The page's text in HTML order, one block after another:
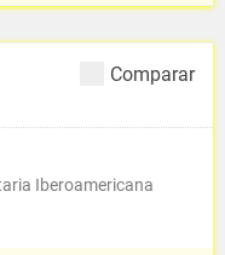
Comparar
Iberoamericana